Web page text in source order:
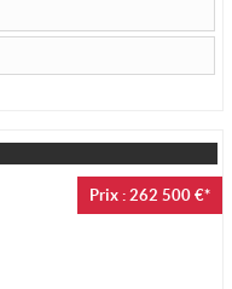
Prix : 262 500 €*